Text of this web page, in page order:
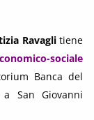
Ravaglitiene
sociale
Banca del
San Giovanni